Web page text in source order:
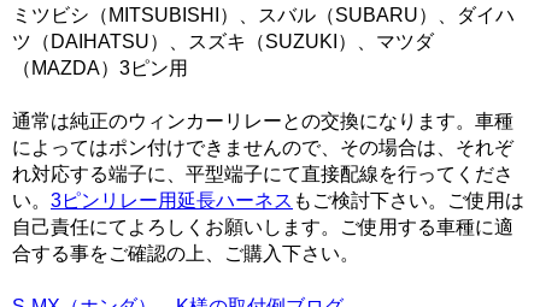
ミツビシ（MITSUBISHI）、スバル（SUBARU）、ダイハ
ツ（DAIHATSU）、スズキ（SUZUKI）、マツダ
（MAZDA）3ピン用
通常は純正のウィンカーリレーとの交換になります。車種
によってはポン付けできませんので、その場合は、それぞ
れ対応する端子に、平型端子にて直接配線を行ってくださ
い。 3ピンリレー用延長ハーネス もご検討下さい。ご使用は
自己責任にてよろしくお願いします。ご使用する車種に適
合する事をご確認の上、ご購入下さい。